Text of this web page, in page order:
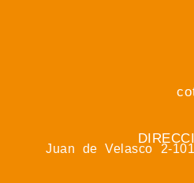
Juan de Velasco 2-